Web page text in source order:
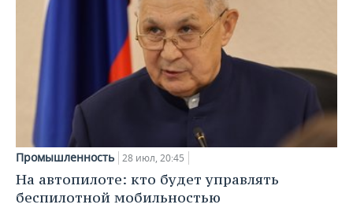
Промышленность 28 июл, 20:45
На автопилоте: кто будет управлять
беспилотной мобильностью